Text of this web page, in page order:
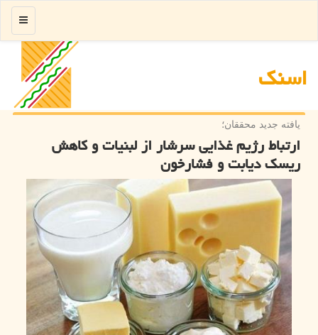
اسنك
منو
یافته جدید محققان؛
ارتباط رژیم غذایی سرشار از لبنیات و كاهش
ریسك دیابت و فشارخون